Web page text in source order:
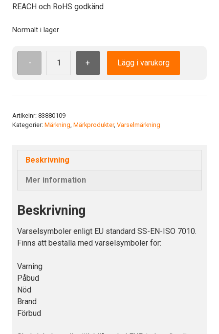
REACH och RoHS godkänd
Normalt i lager
-
ISO7010
bruksanvisningen
+ Lägg i varukorg
Artikelnr: 83880109
Kategorier: Märkning Märkprodukter, Varselmärkning
Beskrivning
Mer information
Beskrivning
Varselsymboler enligt EU standard SS-EN-ISO 7010.
Finns att beställa med varselsymboler för:
Varning
Påbud
Nöd
Brand
Förbud